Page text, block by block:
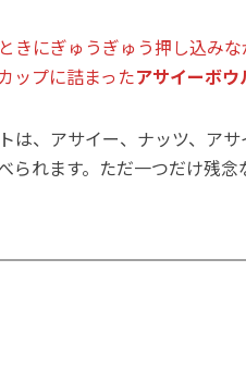
きにぎゅうぎゅう押し込み
ップに詰まったアサイーボウ
は、アサイー、ナッツ、ア
られます。ただ一つだけ残